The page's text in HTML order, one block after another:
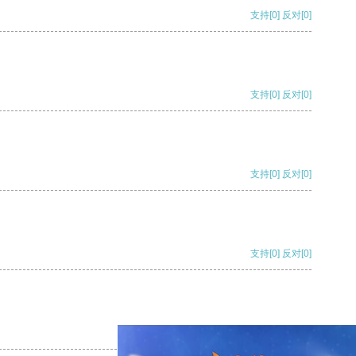
支持[0] 反对[0]
支持[0] 反对[0]
支持[0] 反对[0]
支持[0] 反对[0]